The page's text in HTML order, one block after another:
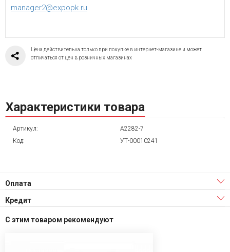
manager2@expopk.ru
Цена действительна только при покупке в интернет-магазине и может
отличаться от цен в розничных магазинах
Характеристики товара
Артикул:
A2282-7
Код:
УТ-00010241
Оплата
Кредит
С этим товаром рекомендуют